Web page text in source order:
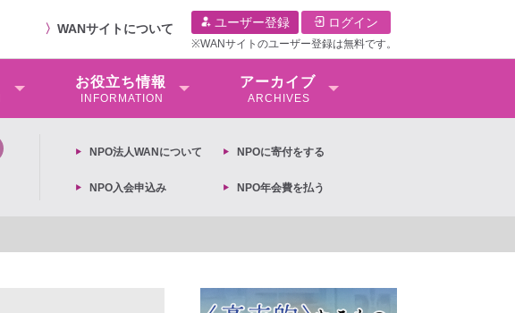
〉 WANサイトについて ユーザー登録 ログイン
※WANサイトのユーザー登録は無料です。
お役⽴ち情報
INFORMATION
アーカイブ
ARCHIVES
NPO法⼈WANについて NPOに寄付をする
NPO入会申込み NPO年会費を払う